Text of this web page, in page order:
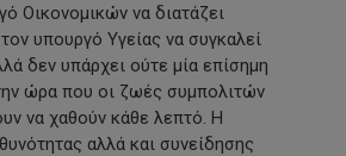
Οικονομικών να διατάζει
υπουργό Υγείας να συγκαλεί
δεν υπάρχει ούτε μία επίσημη
ώρα που οι ζωές συμπολιτών
να χαθούν κάθε λεπτό. Η
αλλά και συνείδησης